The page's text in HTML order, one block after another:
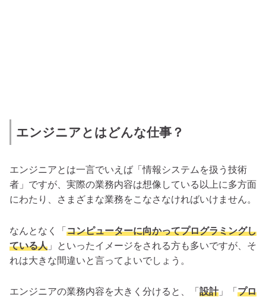
エンジニアとはどんな仕事？
エンジニアとは一言でいえば「情報システムを扱う技術
者」ですが、実際の業務内容は想像している以上に多方面
にわたり、さまざまな業務をこなさなければいけません。
なんとなく「 コンピューターに向かってプログラミングし
ている人 」といったイメージをされる方も多いですが、そ
れは大きな間違いと言ってよいでしょう。
エンジニアの業務内容を大きく分けると、「 設計」「 プロ